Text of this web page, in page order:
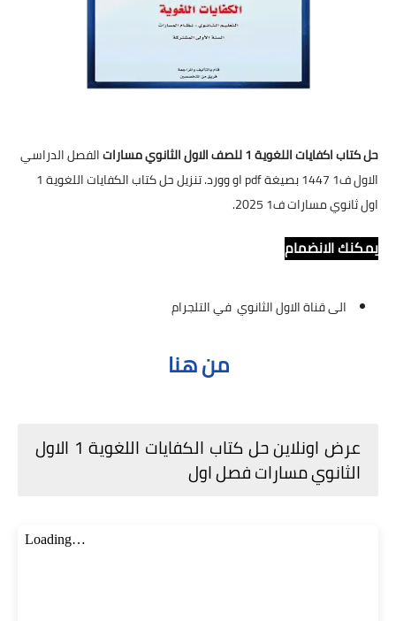
حل كتاب اكفايات اللغوية 1 للصف الاول الثانوي مسارات
الفصل الدراسي
الاول ف1 1447 بصيغة pdf او وورد. تنزيل حل كتاب الكفايات اللغوية 1
اول ثانوي مسارات ف1 2025.
يمكنك الانضمام
الى قناة الاول الثانوي في التلجرام
من هنا
عرض اونلاين حل كتاب الكفايات اللغوية 1 الاول
الثانوي مسارات فصل اول